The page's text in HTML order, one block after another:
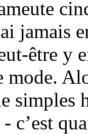
jamais
être y
mode.
simples
c’est